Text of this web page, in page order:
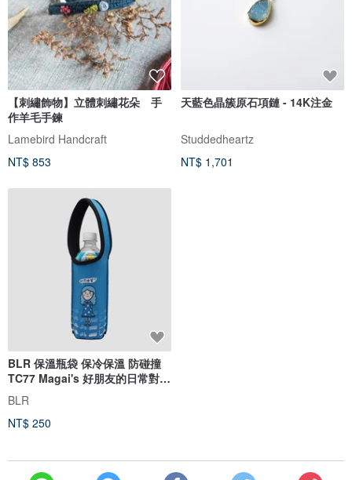
【刺繡飾物】立體刺繡花朵 手
作羊毛手鍊
Lamebird Handcraft
NT$ 853
天藍色晶簇原石項鏈 - 14K注金
Studdedheartz
NT$ 1,701
BLR 保溫瓶袋 保冷保溫 防碰撞
TC77 Magai's 好朋友的日常對話
(藍)
BLR
NT$ 250